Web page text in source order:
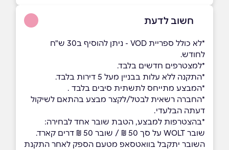
חשוב לדעת
*לא כולל ספריית VOD - ניתן להוסיף ב30 ש"ח
לחודש.
*למצטרפים חדשים בלבד.
*התקנה ללא עלות בבניין מעל 5 דירות בלבד.
*המבצע מתייחס לתשתית סיבים בלבד .
*החברה רשאית לבטל/לקצר מבצע בהתאם לשיקול
דעתה הבלעדי.
*בהצטרפות למבצע, הטבת שובר אחד לבחירה:
שובר WOLT על סך 50 ₪ / שובר 50 ₪ דרים קארד.
השובר יתקבל בוואטסאפ מטעם הספק לאחר התקנת